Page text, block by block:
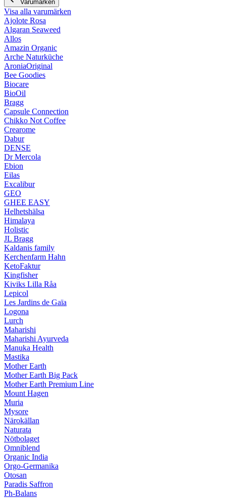
Varumärken
Visa alla varumärken
Ajolote Rosa
Algaran Seaweed
Allos
Amazin Organic
Arche Naturküche
AroniaOriginal
Bee Goodies
Biocare
BioOil
Bragg
Capsule Connection
Chikko Not Coffee
Crearome
Dabur
DENSE
Dr Mercola
Ebion
Eilas
Excalibur
GEO
GHEE EASY
Helhetshälsa
Himalaya
Holistic
JL Bragg
Kaldanis family
Kerchenfarm Hahn
KetoFaktur
Kingfisher
Kiviks Lilla Råa
Lepicol
Les Jardins de Gaïa
Logona
Lurch
Maharishi
Maharishi Ayurveda
Manuka Health
Mastika
Mother Earth
Mother Earth Big Pack
Mother Earth Premium Line
Mount Hagen
Muria
Mysore
Närokällan
Naturata
Nötbolaget
Omniblend
Organic India
Orgo-Germanika
Otosan
Paradis Saffron
Ph-Balans